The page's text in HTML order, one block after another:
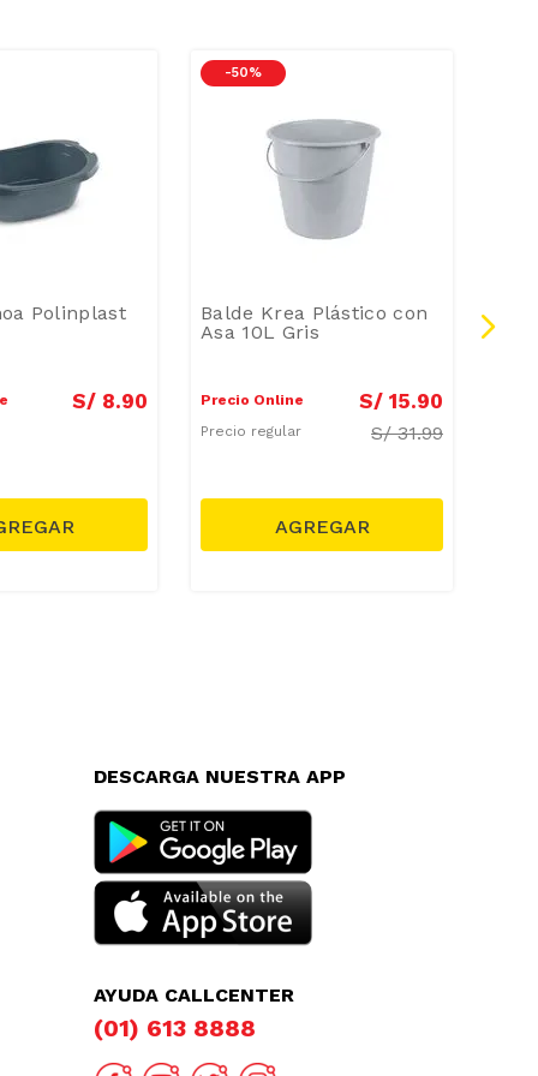
Polinplast
S/ 8.90
-50 %
Balde Krea Plástico con
Asa 10L Gris
Precio Online S/ 15.90
Precio regular S/31.99
DESCARGA NUESTRA APP
AYUDA CALLCENTER
(01) 613 8888